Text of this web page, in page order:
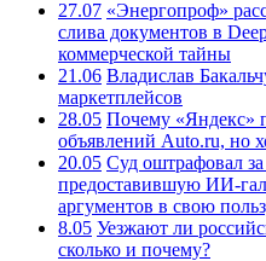
27.07 «Энергопроф»
слива документов в
коммерческой тайны
21.06 Владислав
маркетплейсов
28.05 Почему «Яндекс»
объявлений Auto.ru, но
20.05 Суд оштрафовал
предоставившую ИИ-
аргументов в свою
8.05 Уезжают ли
сколько и почему?